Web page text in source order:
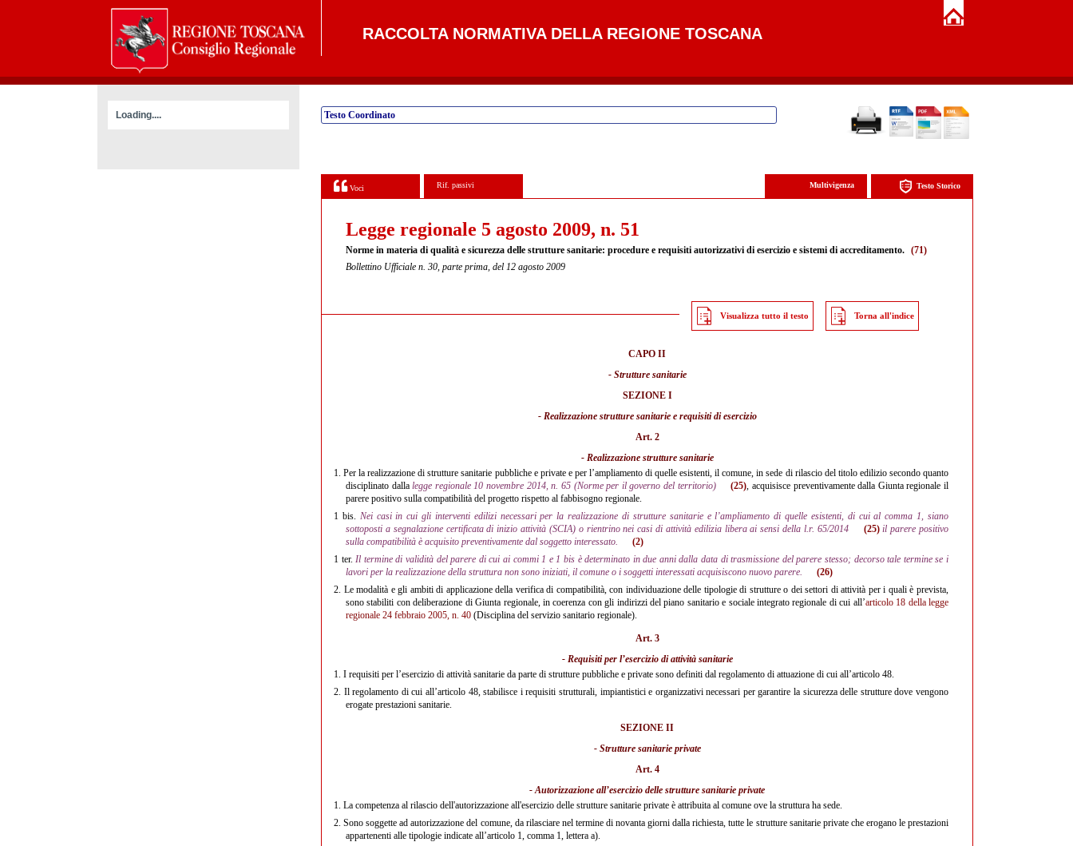
RACCOLTA NORMATIVA DELLA REGIONE TOSCANA
Loading.... Testo Coordinato
Voci Rif. passivi Testo Storico
Multivigenza
Legge regionale 5 agosto 2009, n. 51
Norme in materia di qualità e sicurezza delle strutture sanitarie: procedure e requisiti autorizzativi di esercizio e sistemi di accreditamento. (71)
Bollettino Ufficiale n. 30, parte prima, del 12 agosto 2009
Visualizza tutto il testo Torna all'indice
CAPO II
- Strutture sanitarie
SEZIONE I
- Realizzazione strutture sanitarie e requisiti di esercizio
Art. 2
- Realizzazione strutture sanitarie
1. Per la realizzazione di strutture sanitarie pubbliche e private e per l’ampliamento di quelle esistenti, il comune, in sede di rilascio del titolo edilizio secondo quanto
disciplinato dallalegge regionale 10 novembre 2014, n. 65 (Norme per il governo del territorio) (25), acquisisce preventivamente dalla Giunta regionale il
parere positivo sulla compatibilità del progetto rispetto al fabbisogno regionale.
1 bis. Nei casi in cui gli interventi edilizi necessari per la realizzazione di strutture sanitarie e l’ampliamento di quelle esistenti, di cui al comma 1, siano
sottoposti a segnalazione certificata di inizio attività (SCIA) o rientrino nei casi di attività edilizia libera ai sensi della l.r. 65/2014
(25)il parere positivo
sulla compatibilità è acquisito preventivamente dal soggetto interessato.
(2)
1 ter. Il termine di validità del parere di cui ai commi 1 e 1 bis è determinato in due anni dalla data di trasmissione del parere stesso; decorso tale termine se i
lavori per la realizzazione della struttura non sono iniziati, il comune o i soggetti interessati acquisiscono nuovo parere.
(26)
2. Le modalità e gli ambiti di applicazione della verifica di compatibilità, con individuazione delle tipologie di strutture o dei settori di attività per i quali è prevista,
sono stabiliti con deliberazione di Giunta regionale, in coerenza con gli indirizzi del piano sanitario e sociale integrato regionale di cui all’articolo 18 della legge
regionale 24 febbraio 2005, n. 40 (Disciplina del servizio sanitario regionale).
Art. 3
- Requisiti per l’esercizio di attività sanitarie
1. I requisiti per l’esercizio di attività sanitarie da parte di strutture pubbliche e private sono definiti dal regolamento di attuazione di cui all’articolo 48.
2. Il regolamento di cui all’articolo 48, stabilisce i requisiti strutturali, impiantistici e organizzativi necessari per garantire la sicurezza delle strutture dove vengono
erogate prestazioni sanitarie.
SEZIONE II
- Strutture sanitarie private
Art. 4
- Autorizzazione all’esercizio delle strutture sanitarie private
1. La competenza al rilascio dell'autorizzazione all'esercizio delle strutture sanitarie private è attribuita al comune ove la struttura ha sede.
2. Sono soggette ad autorizzazione del comune, da rilasciare nel termine di novanta giorni dalla richiesta, tutte le strutture sanitarie private che erogano le prestazioni
appartenenti alle tipologie indicate all’articolo 1, comma 1, lettera a).